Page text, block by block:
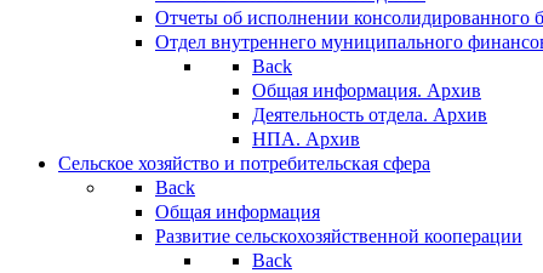
Отчеты об исполнении консолидированного
Отдел внутреннего муниципального
Back
Общая информация. Архив
Деятельность отдела. Архив
НПА. Архив
Сельское хозяйство и потребительская сфера
Back
Общая информация
Развитие сельскохозяйственной кооперации
Back